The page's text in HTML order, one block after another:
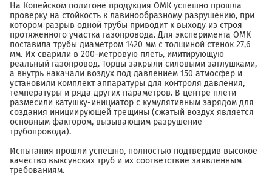
На Копейском полигоне продукция ОМК успешно прошла
проверку на стойкость к лавинообразному разрушению, при
котором разрыв одной трубы приводит к выходу из строя
протяженного участка газопровода. Для эксперимента ОМК
поставила трубы диаметром 1420 мм с толщиной стенок 27,6
мм. Их сварили в 200-метровую плеть, имитирующую
реальный газопровод. Торцы закрыли силовыми заглушками,
а внутрь накачали воздух под давлением 150 атмосфер и
установили комплект аппаратуры для контроля давления,
температуры и ряда других параметров. В центре плети
размесили катушку-инициатор с кумулятивным зарядом для
создания инициирующей трещины (сжатый воздух является
основным фактором, вызывающим разрушение
трубопровода).
Испытания прошли успешно, полностью подтвердив высокое
качество выксунских труб и их соответствие заявленным
требованиям.